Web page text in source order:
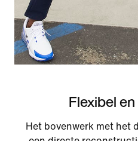
Flexibel
Het bovenwerk met het